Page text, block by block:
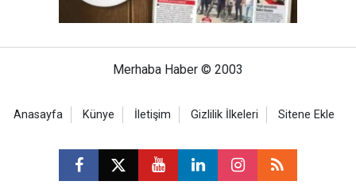
Merhaba Haber © 2003
Anasayfa Künye İletişim Gizlilik İlkeleri Sitene Ekle